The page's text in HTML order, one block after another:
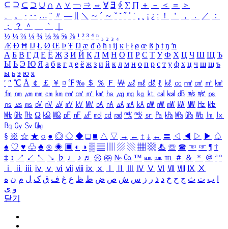
⊆ ⊇ ⊂ ⊃ ∪ ∩ ∧ ∨ ￢ ⇒ ⇔ ∀ ∃ ∮ ∑ ∏ ＋ － ＜ ＝
＞
、
。 · ‥ … ¨ 〃 ― ＼ ∼ ´ ～ ˇ ˘ ˝ ˚ ˙ ¸ ¡ ¿ ː ！ ＇ ， ． ／
：
；
？ ＾ ｀
½ ⅓ ⅔ ¼ ¾ ⅛ ⅜ ⅝ ⅞ ¹ ² ³ ⁴ ⁿ ₁ ₂ ₃ ₄
Æ Ð Ħ Ĳ Ł Ø Œ Þ Ŧ Ŋ æ đ ð ħ ı ĳ ĸ ŀ ł ø œ ß þ ŧ ŋ ŉ
А Б В Г Д Е Ё Ж З И Й К Л М Н О П Р С Т У Ф Х Ц Ч Ш Щ Ъ
Ы Ь Э Ю Я а б в г д е ё ж з и й к л м н о п р с т у ф х ц ч ш щ ъ
ы ь э ю я
′ ″ ℃ Å ￠ ￡ ￥ ¤ ℉ ‰ ＄ ％ Ｆ ￦ ㎕ ㎖ ㎗ ℓ ㎘ ㏄ ㎣ ㎤ ㎥ ㎦
㎙ ㎚ ㎛ ㎜ ㎝ ㎞ ㎟ ㎠ ㎡ ㎢ ㏊ ㎍ ㎎ ㎏ ㏏ ㎈ ㎉ ㏈ ㎧ ㎨ ㎰
㎱ ㎲ ㎳ ㎴ ㎵ ㎶ ㎷ ㎸ ㎹ ㎀ ㎁ ㎂ ㎃ ㎄ ㎺ ㎻ ㎽ ㎾ ㎿ ㎐ ㎑
㎒ ㎓ ㎔ Ω ㏀ ㏁ ㎊ ㎋ ㎌ ㏖ ㏅ ㎭ ㎮ ㎯ ㏛ ㎩ ㎪ ㎫ ㎬ ㏝ ㏐
㏓
㏃ ㏉ ㏜ ㏆
§ ※ ☆ ★ ○ ● ◎ ◇ ◆ □ ■ △ ▽ → ← ↑ ↓ ↔ 〓 ◁ ◀ ▷ ▶ ♤
♠ ♡ ♥ ♧ ♣ ⊙ ◈ ▣ ◐ ◑ ▒ ▤ ▨ ▧ ▦ ▩ ♨ ☏ ☎ ☜ ☞ ¶ †
‡ ↕ ↗ ↙ ↖ ↘ ♭ ♩ ♪ ♬ ㉿ ㈜ № ㏇ ™ ㏂ ㏘ ℡ ＃ ＆ ＊ ＠ ª º
ⅰ
ⅱ ⅲ ⅳ ⅴ ⅵ ⅶ ⅷ ⅸ ⅹ Ⅳ Ⅴ Ⅵ Ⅶ Ⅷ Ⅸ Ⅹ
ب ت ث ج ح خ د ذ ر ز س ش ص ض ط ظ ع غ ف ق ک ل م ن ه
و ی
닫기